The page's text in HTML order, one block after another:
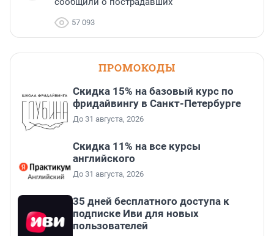
57 093
ПРОМОКОДЫ
Скидка 15% на базовый курс по
фридайвингу в Санкт-Петербурге
До 31 августа, 2026
Скидка 11% на все курсы
английского
До 31 августа, 2026
35 дней бесплатного доступа к
подписке Иви для новых
пользователей